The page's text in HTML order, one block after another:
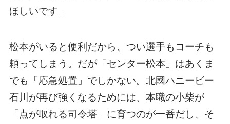
ほしいです」
松本がいると便利だから、つい選手もコーチも
頼ってしまう。だが「センター松本」はあくま
でも「応急処置」でしかない。北國ハニービー
石川が再び強くなるためには、本職の小柴が
「点が取れる司令塔」に育つのが一番だし、そ